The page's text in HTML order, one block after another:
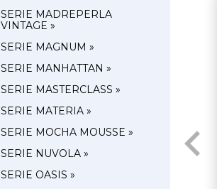
SERIE MADREPERLA
VINTAGE »
SERIE MAGNUM »
SERIE MANHATTAN »
SERIE MASTERCLASS »
SERIE MATERIA »
SERIE MOCHA MOUSSE »
SERIE NUVOLA »
SERIE OASIS »